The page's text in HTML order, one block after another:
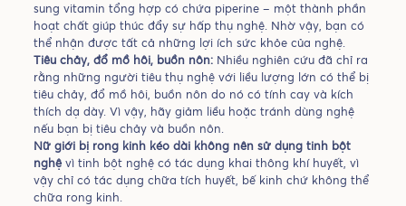
sung vitamin tổng hợp có chứa piperine – một thành phần
hoạt chất giúp thúc đẩy sự hấp thụ nghệ. Nhờ vậy, bạn có
thể nhận được tất cả những lợi ích sức khỏe của nghệ.
Tiêu chảy, đổ mồ hôi, buồn nôn:Nhiều nghiên cứu đã chỉ ra
rằng những người tiêu thụ nghệ với liều lượng lớn có thể bị
tiêu chảy, đổ mồ hôi, buồn nôn do nó có tính cay và kích
thích dạ dày. Vì vậy, hãy giảm liều hoặc tránh dùng nghệ
nếu bạn bị tiêu chảy và buồn nôn.
Nữ giới bị rong kinh kéo dài không nên sử dụng tinh bột
nghệvì tinh bột nghệ có tác dụng khai thông khí huyết, vì
vậy chỉ có tác dụng chữa tích huyết, bế kinh chứ không thể
chữa rong kinh.